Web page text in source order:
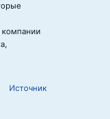
Источник